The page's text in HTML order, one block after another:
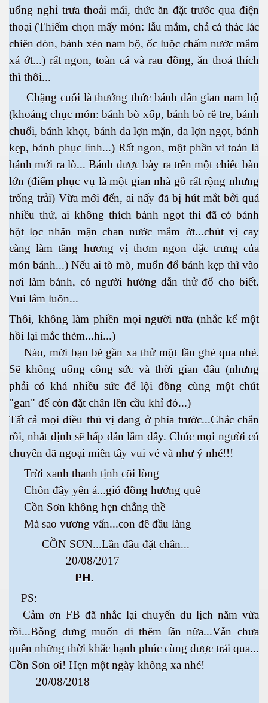
uống nghỉ trưa thoải mái, thức ăn đặt trước qua điện
thoại (Thiếm chọn mấy món: lẫu mắm, chả cá thác lác
chiên dòn, bánh xèo nam bộ, ốc luộc chấm nước mắm
xả ớt...) rất ngon, toàn cá và rau đồng, ăn thoả thích
thì thôi...
Chặng cuối là thưởng thức bánh dân gian nam bộ
(khoảng chục món: bánh bò xốp, bánh bò rễ tre, bánh
chuối, bánh khọt, bánh da lợn mặn, da lợn ngọt, bánh
kẹp, bánh phục linh...) Rất ngon, một phần vì toàn là
bánh mới ra lò... Bánh được bày ra trên một chiếc bàn
lớn (điểm phục vụ là một gian nhà gỗ rất rộng nhưng
trống trải) Vừa mới đến, ai nấy đã bị hút mắt bởi quá
nhiều thứ, ai không thích bánh ngọt thì đã có bánh
bột lọc nhân mặn chan nước mắm ớt...chút vị cay
càng làm tăng hương vị thơm ngon đặc trưng của
món bánh...) Nếu ai tò mò, muốn đổ bánh kẹp thì vào
nơi làm bánh, có người hướng dẫn thử đổ cho biết.
Vui lắm luôn...
Thôi, không làm phiền mọi người nữa (nhắc kể một
hồi lại mắc thèm...hi...)
Nào, mời bạn bè gần xa thử một lần ghé qua nhé.
Sẽ không uổng công sức và thời gian đâu (nhưng
phải có khá nhiều sức để lội đồng cùng một chút
"gan" để còn đặt chân lên cầu khỉ đó...)
Tất cả mọi điều thú vị đang ở phía trước...Chắc chắn
rồi, nhất định sẽ hấp dẫn lắm đây. Chúc mọi người có
chuyến dã ngoại miền tây vui vẻ và như ý nhé!!!
Trời xanh thanh tịnh cõi lòng
Chốn đây yên ả...gió đồng hương quê
Cồn Sơn không hẹn chẳng thề
Mà sao vương vấn...con đê đầu làng
CỒN SƠN...Lần đầu đặt chân...
20/08/2017
PH.
PS:
Cảm ơn FB đã nhắc lại chuyến du lịch năm vừa
rồi...Bỗng dưng muốn đi thêm lần nữa...Vẫn chưa
quên những thời khắc hạnh phúc cùng được trải qua...
Cồn Sơn ơi! Hẹn một ngày không xa nhé!
20/08/2018
Trí